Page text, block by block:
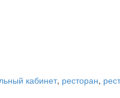
кабинет, ресторан,